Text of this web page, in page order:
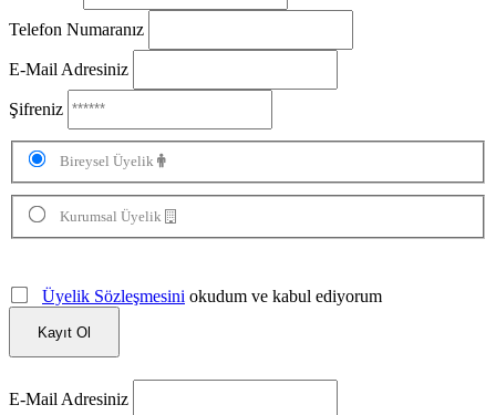
Telefon Numaranız
E-Mail Adresiniz
Şifreniz
Bireysel Üyelik
Kurumsal Üyelik
Üyelik Sözleşmesini okudum ve kabul ediyorum
Kayıt Ol
E-Mail Adresiniz